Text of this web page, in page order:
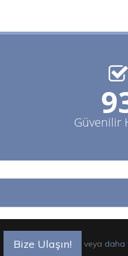
Güvenilir
Bize Ulaşın! veya daha